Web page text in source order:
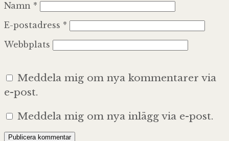
Namn *
E-postadress *
Webbplats
Meddela mig om nya kommentarer via
e-post.
Meddela mig om nya inlägg via e-post.